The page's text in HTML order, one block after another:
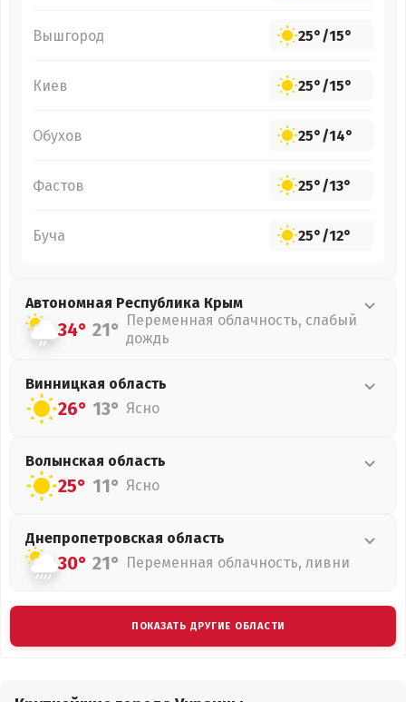
Вышгород 25°/15°
Киев 25°/15°
Обухов 25°/14°
Фастов 25°/13°
Буча 25°/12°
Автономная Республика Крым
34° 21° Переменная облачность, слабый
дождь
Винницкая область
26° 13° Ясно
Волынская область
25° 11° Ясно
Днепропетровская область
30° 21° Переменная облачность, ливни
ПОКАЗАТЬ ДРУГИЕ ОБЛАСТИ